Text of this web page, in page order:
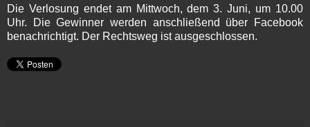
Die Verlosung endet am Mittwoch, dem 3. Juni, um 10.00
Uhr. Die Gewinner werden anschließend über Facebook
benachrichtigt. Der Rechtsweg ist ausgeschlossen.